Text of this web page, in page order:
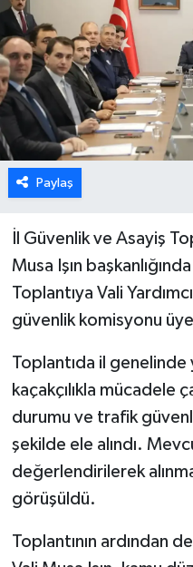
Paylaş
İl Güvenlik ve Asayiş
Musa Işın
Toplantıya Vali
güvenlik komisyonu
Toplantıda il
kaçakçılıkla mücadele
durumu ve trafik
şekilde ele alındı.
değerlendirilerek
görüşüldü.
Toplantının ardından
Emet
Foto Galeri
Gediz
Genel
Hisarcık
İlçeler
Kültür Sanat
Kütahya
Otomobil